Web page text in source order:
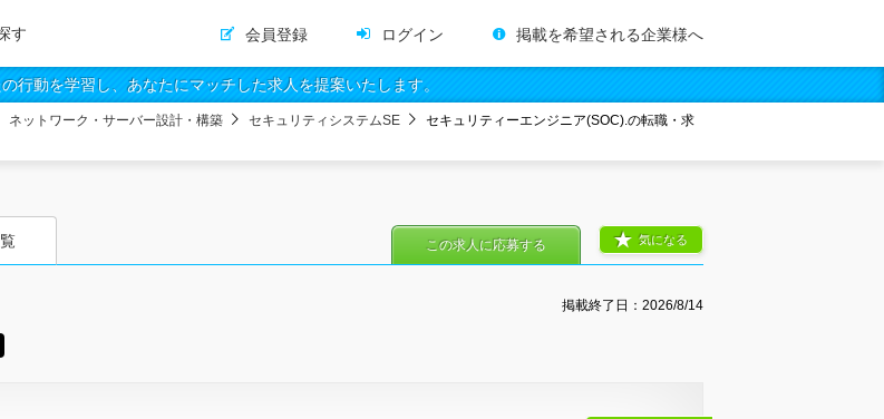
す 会員登録 ログイン 掲載を希望される企業様へ
行動を学習し、あなたにマッチした求人を提案いたします。
ネットワーク・サーバー設計・構築 セキュリティシステムSE
セキュリティーエンジニア(SOC).の転職・求
掲載終了日： 2026/8/14
気になる
この求人に応募する